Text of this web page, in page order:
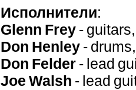
Исполнители:
Glenn Frey-
Don Henley-
Don Felder- lead
Joe Walsh - lead